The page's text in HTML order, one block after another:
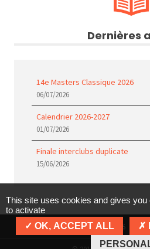
Dernières
14e Masters Classique 2026
06/07/2026
Calendrier 2026-2027
01/07/2026
Finale interclubs duplicate
15/06/2026
Politique de confidentialité
This site uses cookies and gives
to activate
OK, ACCEPT ALL